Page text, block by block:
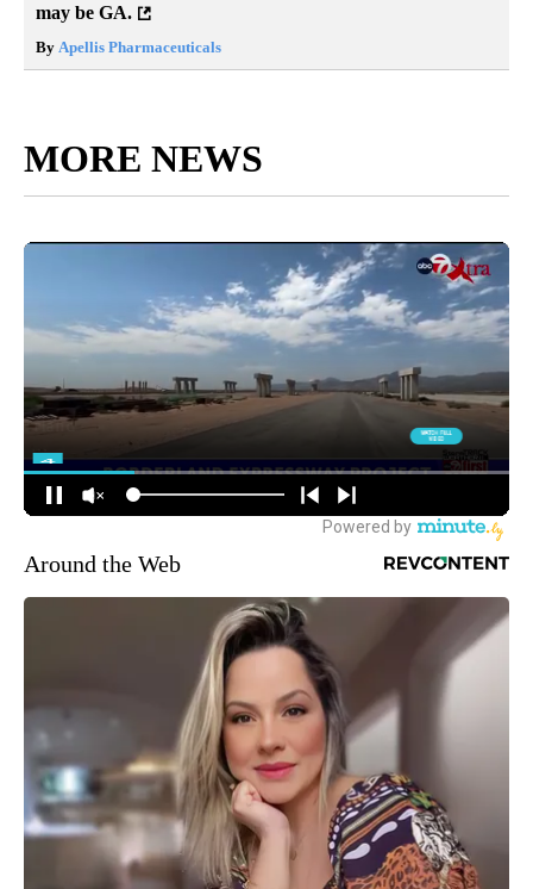
may be GA.
By Apellis Pharmaceuticals
MORE NEWS
Around the Web